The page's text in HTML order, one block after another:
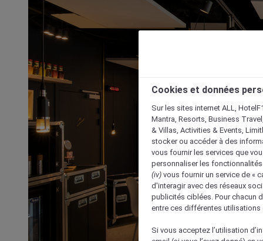
Cookies et données
Sur les sites internet ALL,
Mantra, Resorts, Business
& Villas, Activities & Events,
stocker ou accéder à des
vous fournir les services que
personnaliser les
(iv) vous fournir un service de «
d'interagir avec des réseaux
publicités ciblées. Pour chacun
entre ces différentes utilisations
Si vous acceptez l’utilisation